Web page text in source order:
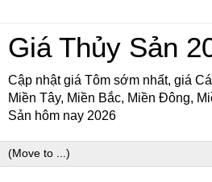
Giá Thủy Sản
Cập nhật giá Tôm sớm nhất, giá
Miền Tây, Miền Bắc, Miền Đông,
Sản hôm nay 2026